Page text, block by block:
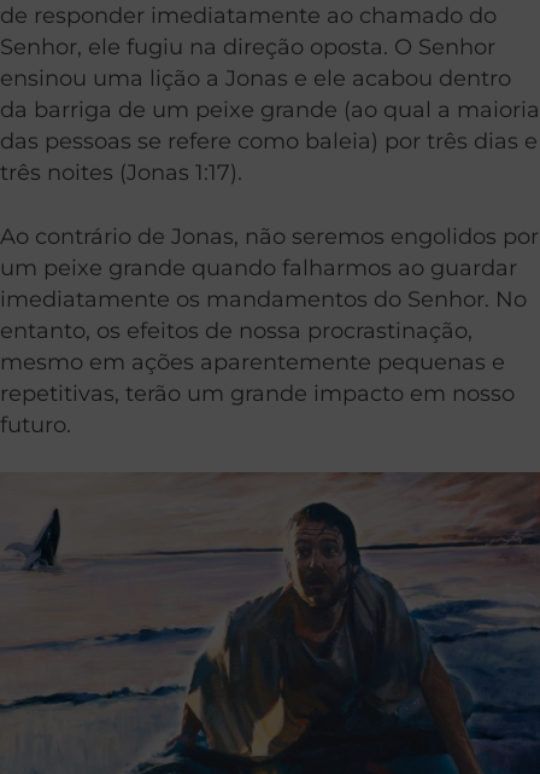
de responder imediatamente ao chamado do
Senhor, ele fugiu na direção oposta. O Senhor
ensinou uma lição a Jonas e ele acabou dentro
da barriga de um peixe grande (ao qual a maioria
das pessoas se refere como baleia) por três dias e
três noites (Jonas 1:17).
Ao contrário de Jonas, não seremos engolidos por
um peixe grande quando falharmos ao guardar
imediatamente os mandamentos do Senhor. No
entanto, os efeitos de nossa procrastinação,
mesmo em ações aparentemente pequenas e
repetitivas, terão um grande impacto em nosso
futuro.